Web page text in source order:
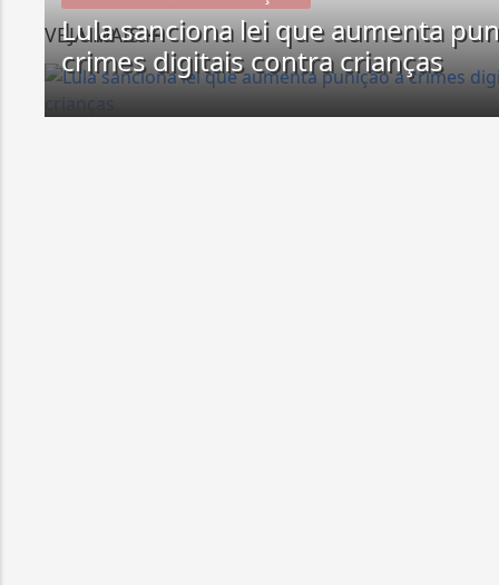
VEJA MAIS
Lula sanciona lei que aumenta
crimes digitais contra crianças